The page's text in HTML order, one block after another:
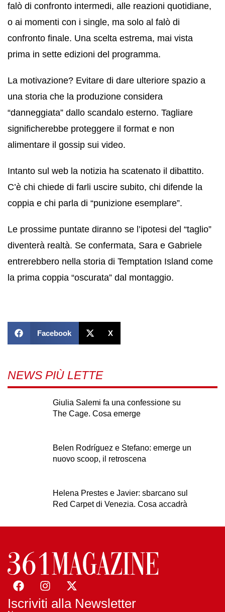
falò di confronto intermedi, alle reazioni quotidiane,
o ai momenti con i single, ma solo al falò di
confronto finale. Una scelta estrema, mai vista
prima in sette edizioni del programma.
La motivazione? Evitare di dare ulteriore spazio a
una storia che la produzione considera
“danneggiata” dallo scandalo esterno. Tagliare
significherebbe proteggere il format e non
alimentare il gossip sui video.
Intanto sul web la notizia ha scatenato il dibattito.
C’è chi chiede di farli uscire subito, chi difende la
coppia e chi parla di “punizione esemplare”.
Le prossime puntate diranno se l’ipotesi del “taglio”
diventerà realtà. Se confermata, Sara e Gabriele
entrerebbero nella storia di Temptation Island come
la prima coppia “oscurata” dal montaggio.
Facebook X
NEWS PIÙ LETTE
Giulia Salemi fa una confessione su
The Cage. Cosa emerge
Belen Rodríguez e Stefano: emerge un
nuovo scoop, il retroscena
Helena Prestes e Javier: sbarcano sul
Red Carpet di Venezia. Cosa accadrà
Iscriviti alla Newsletter